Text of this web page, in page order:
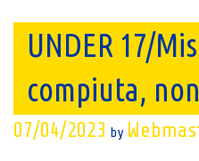
UNDER 17/
compiuta,
07/04/2023 by